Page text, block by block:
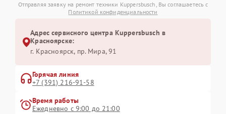
Отправляя заявку на ремонт техники Kuppersbusch, Вы соглашаетесь с
Политикой конфиденциальности
Адрес сервисного центра Kuppersbusch в
Красноярске:
г. Красноярск, ​пр. Мира, 91
Горячая линия
+7 (391) 216-91-58
Время работы
Ежедневно с 9:00 до 21:00